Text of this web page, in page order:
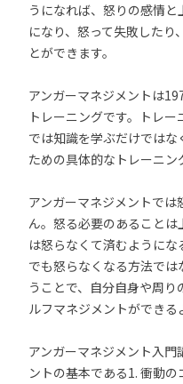
うになれば、怒りの感情
になり、怒って失敗した
とができます。
アンガーマネジメントは
トレーニングです。トレ
では知識を学ぶだけでは
ための具体的なトレーニン
アンガーマネジメントで
ん。怒る必要のあること
は怒らなくて済むように
でも怒らなくなる方法で
うことで、自分自身や周
ルフマネジメントができる
アンガーマネジメント入
ントの基本である1. 衝動